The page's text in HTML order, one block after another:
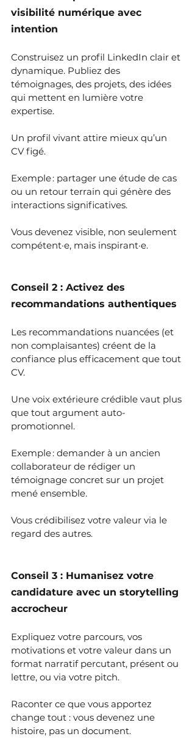
visibilité numérique avec
intention
Construisez un profil LinkedIn clair et
dynamique. Publiez des
témoignages, des projets, des idées
qui mettent en lumière votre
expertise.
Un profil vivant attire mieux qu’un
CV figé.
Exemple : partager une étude de cas
ou un retour terrain qui génère des
interactions significatives.
Vous devenez visible, non seulement
compétent·e, mais inspirant·e.
Conseil 2 : Activez des
recommandations authentiques
Les recommandations nuancées (et
non complaisantes) créent de la
confiance plus efficacement que tout
CV.
Une voix extérieure crédible vaut plus
que tout argument auto-
promotionnel.
Exemple : demander à un ancien
collaborateur de rédiger un
témoignage concret sur un projet
mené ensemble.
Vous crédibilisez votre valeur via le
regard des autres.
Conseil 3 : Humanisez votre
candidature avec un storytelling
accrocheur
Expliquez votre parcours, vos
motivations et votre valeur dans un
format narratif percutant, présent ou
lettre, ou via votre pitch.
Raconter ce que vous apportez
change tout : vous devenez une
histoire, pas un document.